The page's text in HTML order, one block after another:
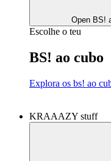
Open BS!
Escolhe o teu
BS! ao cubo
Explora os bs! ao
KRAAAZY stuff